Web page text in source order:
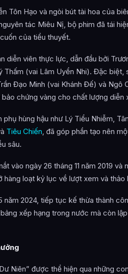
Tôn Hạo và ngòi bút tài hoa của
tác Miêu Nị, bộ phim đã tái
của tiểu thuyết.
diễn viên thực lực, dẫn đầu bởi
Thấm (vai Lâm Uyển Nhi). Đặc biệt,
Đạo Minh (vai Khánh Đế) và Ngô
bảo chứng vàng cho chất lượng diễn
hùng hậu như Lý Tiểu Nhiễm,
Tiêu Chiến , đã góp phần tạo nên
sâu.
vào ngày 26 tháng 11 năm 2019 và
loạt kỷ lục về lượt xem và thảo
năm 2024, tiếp tục kế thừa thành
xếp hạng trong nước mà còn
Niên” được thể hiện qua những